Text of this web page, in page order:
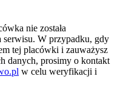
nie została
serwisu. W przypadku, gdy
tej placówki i zauważysz
danych, prosimy o kontakt
w celu weryfikacji i